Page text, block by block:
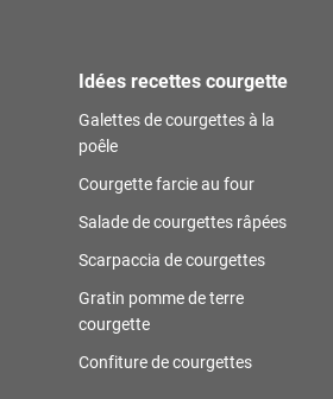
Idées recettes courgette
Galettes de courgettes à la
poêle
Courgette farcie au four
Salade de courgettes râpées
Scarpaccia de courgettes
Gratin pomme de terre
courgette
Confiture de courgettes